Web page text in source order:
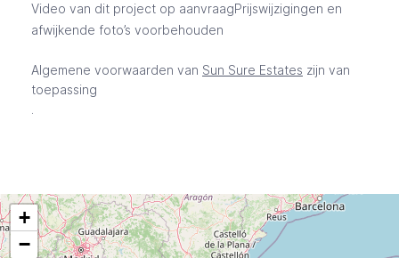
Video van dit project op aanvraagPrijswijzigingen en
afwijkende foto’s voorbehouden
Algemene voorwaarden van Sun Sure Estates zijn van
toepassing
+
−